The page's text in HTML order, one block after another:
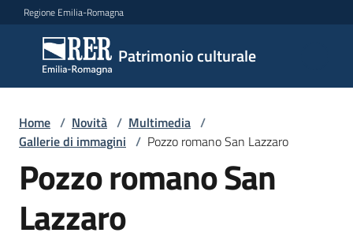
Vai al contenuto
Vai alla navigazione
Vai al footer
Regione Emilia-Romagna
Patrimonio culturale
Patrimonio
culturale
Argomenti
Novità
Home / Novità / Multimedia /
Gallerie di immagini / Pozzo romano San Lazzaro
Pozzo romano San
Lazzaro